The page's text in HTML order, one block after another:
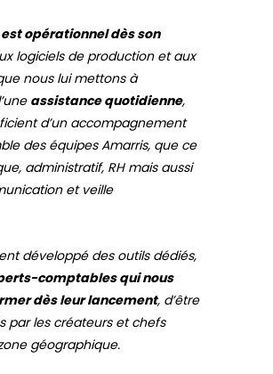
opérationnel dès son
logiciels de production et aux
nous lui mettons à
assistance quotidienne,
d’un accompagnement
des équipes Amarris, que ce
administratif, RH mais aussi
et veille
développé des outils dédiés,
comptables qui nous
dès leur lancement, d’être
par les créateurs et chefs
géographique.